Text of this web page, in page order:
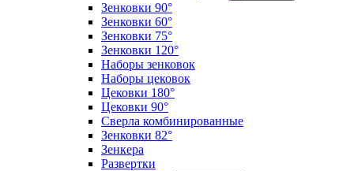
Зенковки 90°
Зенковки 60°
Зенковки 75°
Зенковки 120°
Наборы зенковок
Наборы цековок
Цековки 180°
Цековки 90°
Сверла комбинированные
Зенковки 82°
Зенкера
Развертки